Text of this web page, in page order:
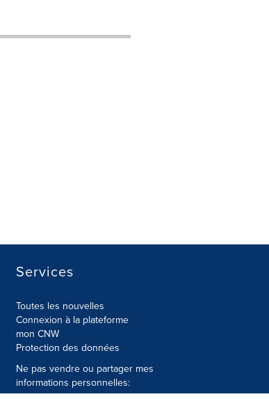
Services
Toutes les nouvelles
Connexion à la plateforme
mon CNW
Protection des données
Ne pas vendre ou partager mes
informations personnelles: